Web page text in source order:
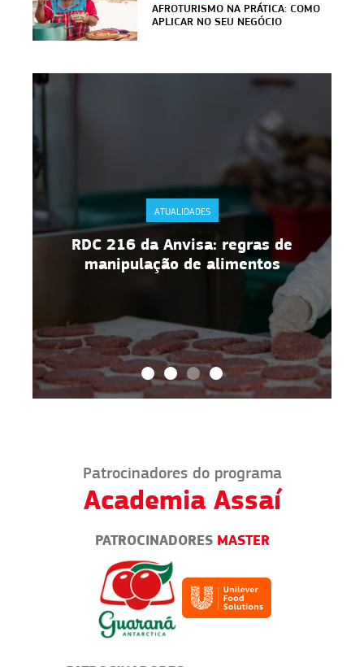
AFROTURISMO NA PRÁTICA: COMO
APLICAR NO SEU NEGÓCIO
ATUALIDADES
RDC 216 da Anvisa: regras de
manipulação de alimentos
Patrocinadores do programa
Academia Assaí
PATROCINADORES MASTER